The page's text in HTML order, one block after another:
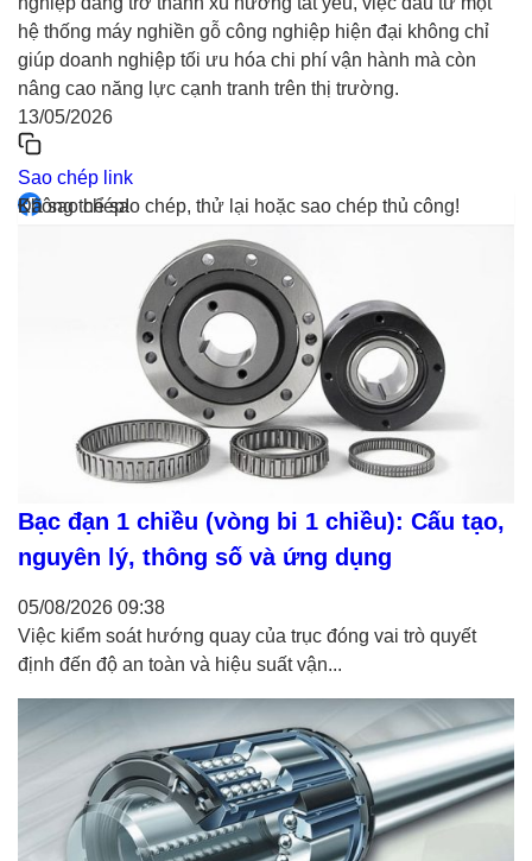
hệ thống máy nghiền gỗ công nghiệp hiện đại không chỉ
giúp doanh nghiệp tối ưu hóa chi phí vận hành mà còn
nâng cao năng lực cạnh tranh trên thị trường.
13/05/2026
Sao chép link
Đã sao chép!
Không thể sao chép, thử lại hoặc sao chép thủ công!
Bạc đạn 1 chiều (vòng bi 1 chiều): Cấu tạo,
nguyên lý, thông số và ứng dụng
05/08/2026 09:38
Việc kiểm soát hướng quay của trục đóng vai trò quyết
định đến độ an toàn và hiệu suất vận...